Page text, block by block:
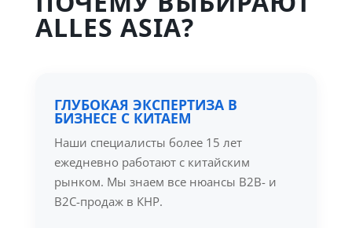
ALLES ASIA?
ГЛУБОКАЯ ЭКСПЕРТИЗА В
БИЗНЕСЕ С КИТАЕМ
Наши специалисты более 15 лет
ежедневно работают с китайским
рынком. Мы знаем все нюансы B2B- и
B2C-продаж в КНР.